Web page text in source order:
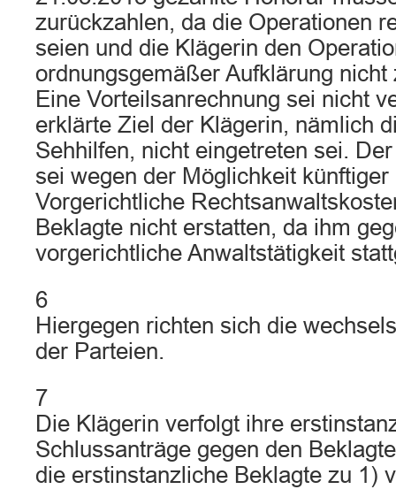
zurückzahlen, da die Operationen
seien und die Klägerin den
ordnungsgemäßer Aufklärung
Eine Vorteilsanrechnung sei nicht
erklärte Ziel der Klägerin, nämlich
Sehhilfen, nicht eingetreten sei.
sei wegen der Möglichkeit
Vorgerichtliche
Beklagte nicht erstatten, da ihm
vorgerichtliche Anwaltstätigkeit
6
Hiergegen richten sich die
der Parteien.
7
Die Klägerin verfolgt ihre
Schlussanträge gegen den
die erstinstanzliche Beklagte zu 1)